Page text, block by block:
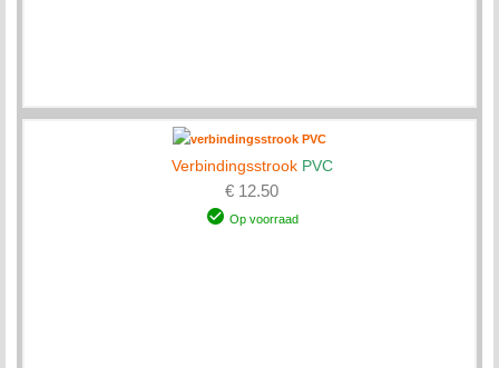
Verbindingsstrook PVC
€ 12.50
Op voorraad